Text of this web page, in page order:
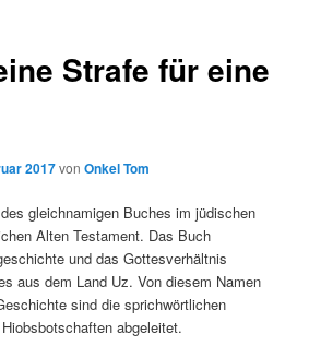
Strafe für eine
2017vonOnkel Tom
gleichnamigen Buches im jüdischen
Alten Testament. Das Buch
und das Gottesverhältnis
aus dem Land Uz. Von diesem Namen
sind die sprichwörtlichen
abgeleitet.